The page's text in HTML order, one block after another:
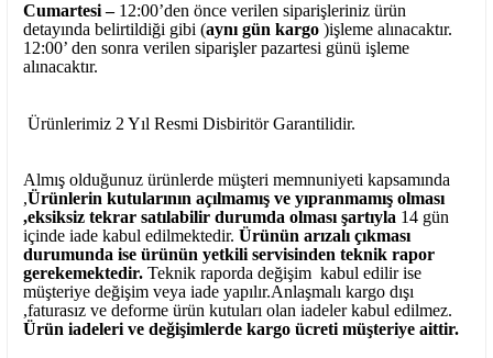
Cumartesi – 12:00’den önce verilen siparişleriniz ürün
detayında belirtildiği gibi (aynı gün kargo )işleme alınacaktır.
12:00’ den sonra verilen siparişler pazartesi günü işleme
alınacaktır.
Ürünlerimiz 2 Yıl Resmi Disbiritör Garantilidir.
Almış olduğunuz ürünlerde müşteri memnuniyeti kapsamında
,Ürünlerin kutularının açılmamış ve yıpranmamış olması
,eksiksiz tekrar satılabilir durumda olması şartıyla 14 gün
içinde iade kabul edilmektedir. Ürünün arızalı çıkması
durumunda ise ürünün yetkili servisinden teknik rapor
gerekemektedir. Teknik raporda değişim kabul edilir ise
müşteriye değişim veya iade yapılır.Anlaşmalı kargo dışı
,faturasız ve deforme ürün kutuları olan iadeler kabul edilmez.
Ürün iadeleri ve değişimlerde kargo ücreti müşteriye aittir.